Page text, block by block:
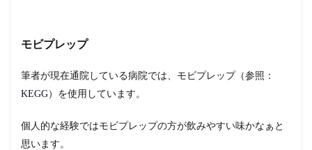
モビプレップ
筆者が現在通院している病院では、モビプレップ（参照：
KEGG）を使用しています。
個人的な経験ではモビプレップの方が飲みやすい味かなぁと
思います。